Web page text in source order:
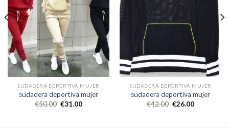
SUDADERA DEPORTIVA MUJER
sudadera deportiva mujer
€50.00 €31.00
SUDADERA DEPORTIVA MUJER
sudadera deportiva mujer
€42.00 €26.00